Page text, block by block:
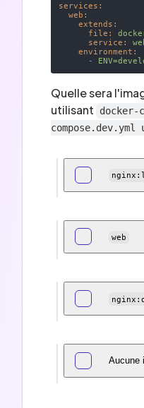
services:
web:
extends:
file:
service:
environment:
-
Quelle sera
utilisant
docker-
compose.dev.yml
web
Aucune